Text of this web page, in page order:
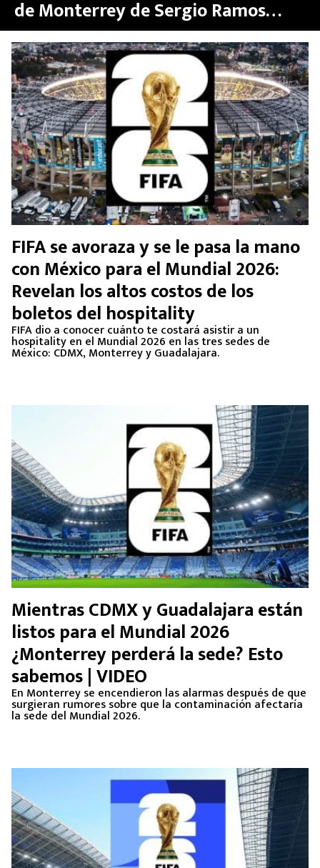
de Monterrey de Sergio Ramos
para el Mundial 2026: será sede de
más partidos
FIFA se avoraza y se le pasa la mano
con México para el Mundial 2026:
Revelan los altos costos de los
boletos del hospitality
FIFA dio a conocer cuánto te costará asistir a un
hospitality en el Mundial 2026 en las tres sedes de
México: CDMX, Monterrey y Guadalajara.
Mientras CDMX y Guadalajara están
listos para el Mundial 2026
¿Monterrey perderá la sede? Esto
sabemos | VIDEO
En Monterrey se encendieron las alarmas después de que
surgieran rumores sobre que la contaminación afectaría
la sede del Mundial 2026.